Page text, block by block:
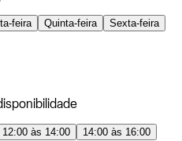
feira Quinta-feira
Sexta-feira
12:00 às 14:00
14:00 às 16:00